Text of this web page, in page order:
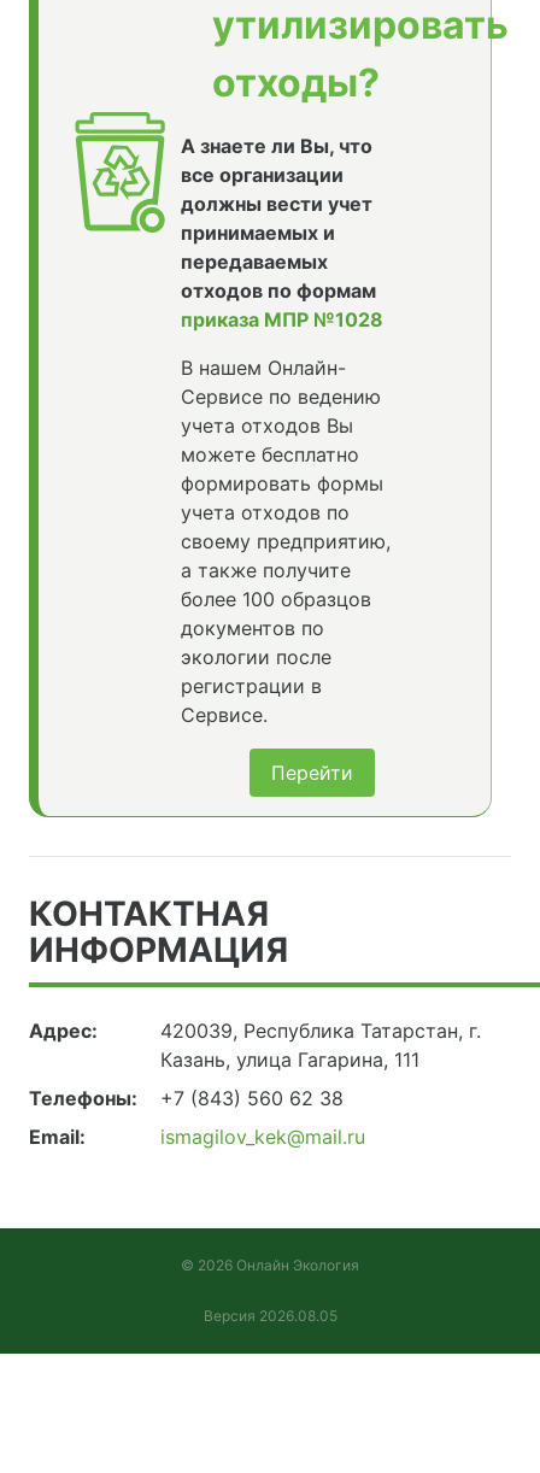
утилизировать
отходы?
А знаете ли Вы, что
все организации
должны вести учет
принимаемых и
передаваемых
отходов по формам
приказа МПР №1028
В нашем Онлайн-
Сервисе по ведению
учета отходов Вы
можете бесплатно
формировать формы
учета отходов по
своему предприятию,
а также получите
более 100 образцов
документов по
экологии после
регистрации в
Сервисе.
Перейти
КОНТАКТНАЯ
ИНФОРМАЦИЯ
Адрес:
420039, Республика Татарстан, г.
Казань, улица Гагарина, 111
Телефоны:
+7 (843) 560 62 38
Email:
ismagilov_kek@mail.ru
© 2026 Онлайн Экология
Версия 2026.08.05